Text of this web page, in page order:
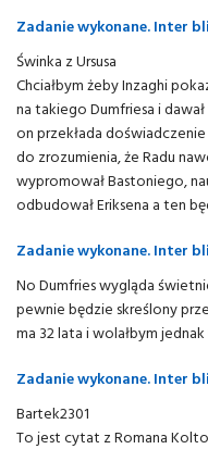
Zadanie wykonane. Inter
Świnka z Ursusa
Chciałbym żeby Inzaghi
na takiego Dumfriesa i
on przekłada
do zrozumienia, że Radu
wypromował Bastoniego,
odbudował Eriksena a ten
Zadanie wykonane. Inter
No Dumfries wygląda
pewnie będzie skreślony
ma 32 lata i wolałbym
Zadanie wykonane. Inter
Bartek2301
To jest cytat z Romana